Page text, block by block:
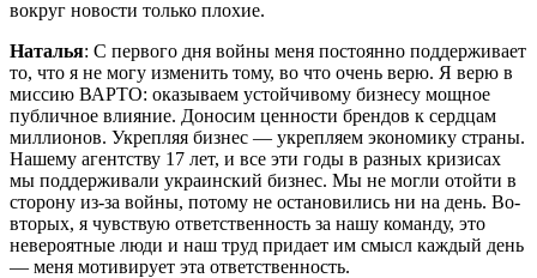
вокруг новости только плохие.
Наталья: С первого дня войны меня постоянно поддерживает
то, что я не могу изменить тому, во что очень верю. Я верю в
миссию ВАРТО: оказываем устойчивому бизнесу мощное
публичное влияние. Доносим ценности брендов к сердцам
миллионов. Укрепляя бизнес — укрепляем экономику страны.
Нашему агентству 17 лет, и все эти годы в разных кризисах
мы поддерживали украинский бизнес. Мы не могли отойти в
сторону из-за войны, потому не остановились ни на день. Во-
вторых, я чувствую ответственность за нашу команду, это
невероятные люди и наш труд придает им смысл каждый день
— меня мотивирует эта ответственность.